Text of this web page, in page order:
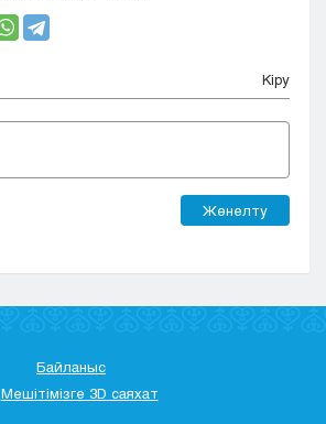
Кіру
Жөнелту
Байланыс
Мешітімізге 3D саяхат